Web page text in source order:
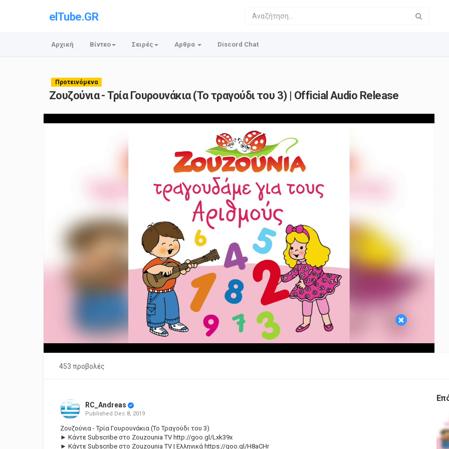
elTube.GR
Αρχική Βίντεο Σειρές Αρθρα Discord Chat
Προτεινόμενα
Ζουζούνια - Τρία Γουρουνάκια (Το τραγούδι του 3) | Official Audio Release
×
Play
Video
453 προβολές
RC_Andreas
Published Dec 8, 2019
Ζουζούνια - Τρία Γουρουνάκια (Το Τραγούδι του 3)
► Κάντε Subscribe στο Zouzounia TV http://goo.gl/Lxk39x
► Κάντε Subscribe στο Zouzounia TV | Ελληνικά https://goo.gl/H8aCHr